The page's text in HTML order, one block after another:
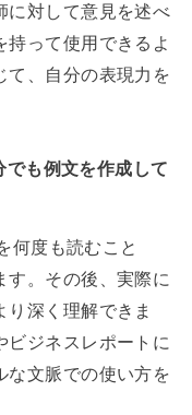
に対して意見を述べ
持って使用できるよ
て、自分の表現力を
でも例文を作成して
何度も読むこと
す。その後、実際に
り深く理解できま
ビジネスレポートに
な文脈での使い方を